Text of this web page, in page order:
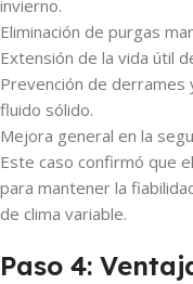
invierno.
Eliminación de purgas
Extensión de la vida útil
Prevención de derrames
fluido sólido.
Mejora general en la
Este caso confirmó que
para mantener la
de clima variable.
Paso 4: